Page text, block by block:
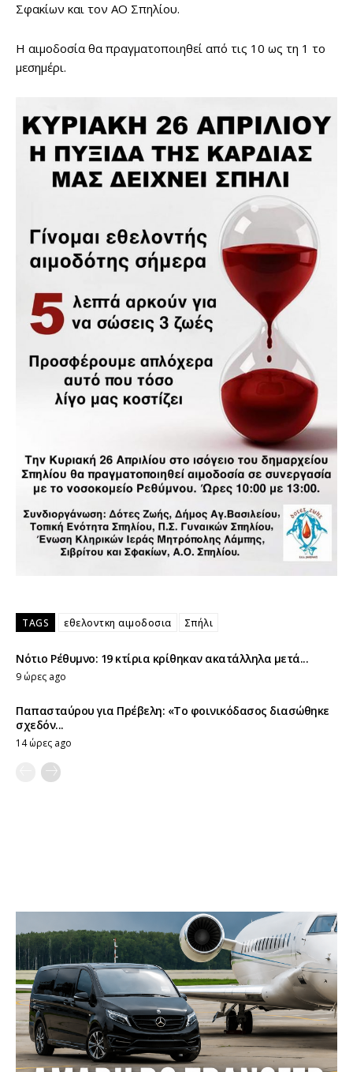
Σφακίων και τον ΑΟ Σπηλίου.
Η αιμοδοσία θα πραγματοποιηθεί από τις 10 ως τη 1 το
μεσημέρι.
TAGS εθελοντκη αιμοδοσια Σπήλι
Νότιο Ρέθυμνο: 19 κτίρια κρίθηκαν ακατάλληλα μετά...
9 ώρες ago
Παπασταύρου για Πρέβελη: «Το φοινικόδασος διασώθηκε
σχεδόν...
14 ώρες ago